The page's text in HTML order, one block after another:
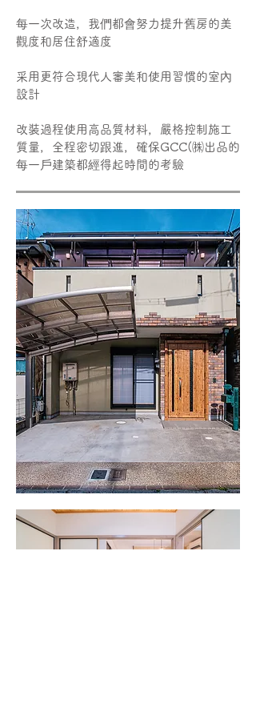
每一次改造，我們都會努力提升舊房的美
觀度和居住舒適度
采用更符合現代人審美和使用習慣的室內
設計
改裝過程使用高品質材料，嚴格控制施工
質量，全程密切跟進，確保GCC(㈱出品的
每一戶建築都經得起時間的考驗